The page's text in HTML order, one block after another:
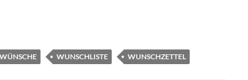
WÜNSCHE WUNSCHLISTE WUNSCHZETTEL